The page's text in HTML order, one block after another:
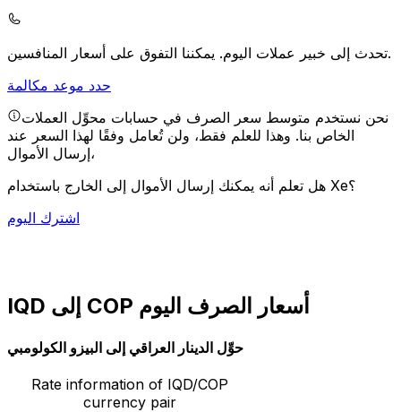
تحدث إلى خبير عملات اليوم.يمكننا التفوق على أسعار المنافسين.
حدد موعد مكالمة
نحن نستخدم متوسط سعر الصرف في حسابات محوِّل العملات
الخاص بنا. وهذا للعلم فقط، ولن تُعامل وفقًا لهذا السعر عند
إرسال الأموال،
هل تعلم أنه يمكنك إرسال الأموال إلى الخارج باستخدام Xe؟
اشترك اليوم
IQD إلى COP أسعار الصرف اليوم
حوِّل الدينار العراقي إلى البيزو الكولومبي
Rate information of IQD/COP
currency pair